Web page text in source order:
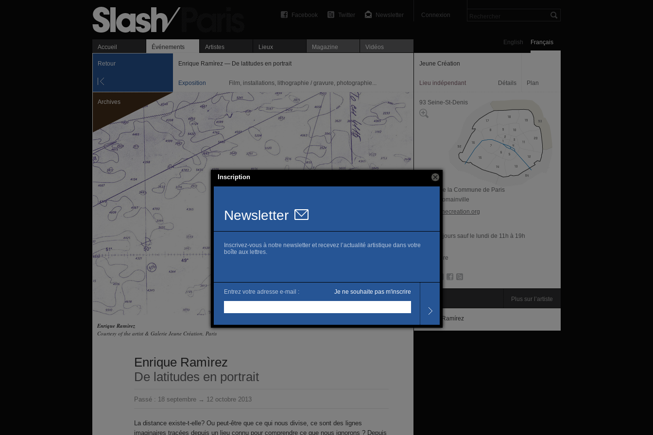
Connexion
Newsletter
Twitter
Facebook
Français
English
Accueil Événements Artistes Lieux Magazine Vidéos
Retour Enrique Ramìrez — De latitudes en portrait
Exposition Film, installations, lithographie / gravure, photographie...
Archives
Enrique Ramìrez
Courtesy of the artist & Galerie Jeune Création, Paris
Enrique Ramìrez
De latitudes en portrait
Passé : 18 septembre → 12 octobre 2013
La distance existe-t-elle? Ou peut-être que ce qui nous divise, ce sont des lignes
imaginaires tracées depuis un lieu connu pour comprendre ce que nous ignorons ? Depuis
Jeune Création
Lieu indépendant Détails Plan
93 Seine-St-Denis
43, rue de la Commune de Paris
93230 Romainville
www.jeunecreation.org
Tous les jours sauf le lundi de 11h à 19h
Tarifs
Accès libre
L’artiste Plus sur l’artiste
Enrique Ramírez
Inscription